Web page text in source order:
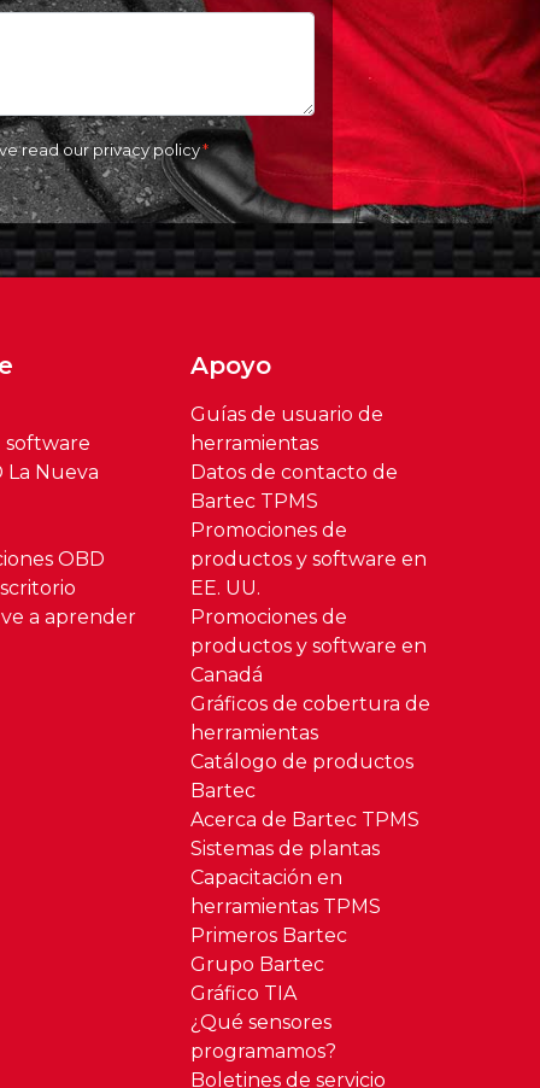
read ourprivacy policy
software
La Nueva
OBD
a aprender
Apoyo
Guías de usuario de
herramientas
Datos de contacto de
Bartec TPMS
Promociones de
productos y software en
EE. UU.
Promociones de
productos y software en
Canadá
Gráficos de cobertura de
herramientas
Catálogo de productos
Bartec
Acerca de Bartec TPMS
Sistemas de plantas
Capacitación en
herramientas TPMS
Primeros Bartec
Grupo Bartec
Gráfico TIA
¿Qué sensores
programamos?
Boletines de servicio